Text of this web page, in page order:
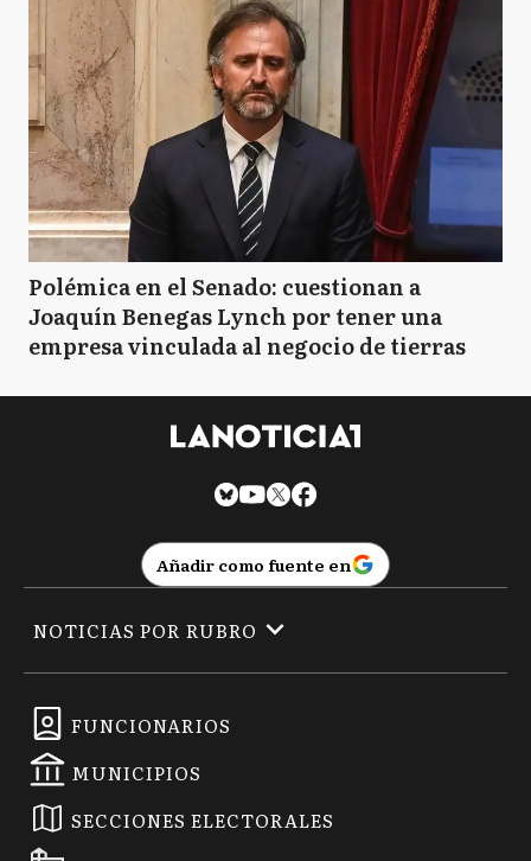
Polémica en el Senado: cuestionan a
Joaquín Benegas Lynch por tener una
empresa vinculada al negocio de tierras
Añadir como fuente en
FUNCIONARIOS
MUNICIPIOS
SECCIONES ELECTORALES
NOTICIAS POR RUBRO